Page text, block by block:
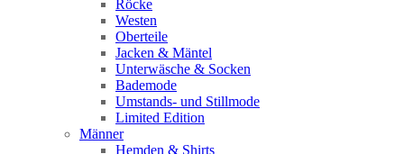
Röcke
Westen
Oberteile
Jacken & Mäntel
Unterwäsche & Socken
Bademode
Umstands- und Stillmode
Limited Edition
Männer
Hemden & Shirts